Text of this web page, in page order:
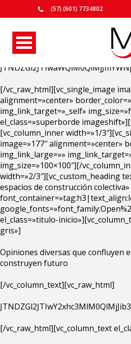
(57) (601) 7734802
[vc_row el_class=»blanco
[vc_column width=»1/
[/vc_raw_html][vc_single_image
alignment=»center»
img_link_target=»_self»
el_class=»superborde
[vc_column_inner width=»1/
image=»177″ alignment=»center»
img_link_large=»»
img_size=»100×100″][/
width=»2/3″][vc_custom_heading
espacios de construcción colectiva»
el_class=»titulo-
gris»]
Opiniones diversas que confluyen
construyen futuro
[/vc_column_text][vc_raw_html]
[/vc_raw_html][vc_column_text